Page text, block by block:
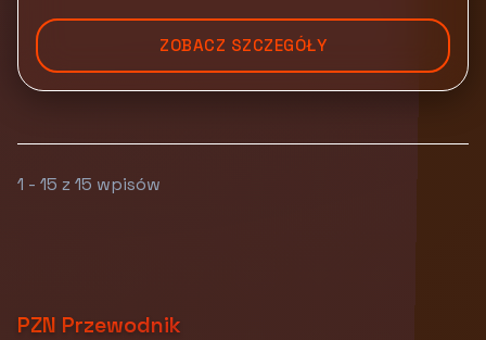
ZOBACZ SZCZEGÓŁY
1 - 15 z 15 wpisów
PZN Przewodnik